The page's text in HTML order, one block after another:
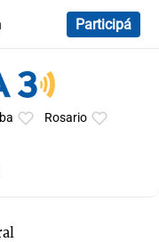
Participá
Rosario